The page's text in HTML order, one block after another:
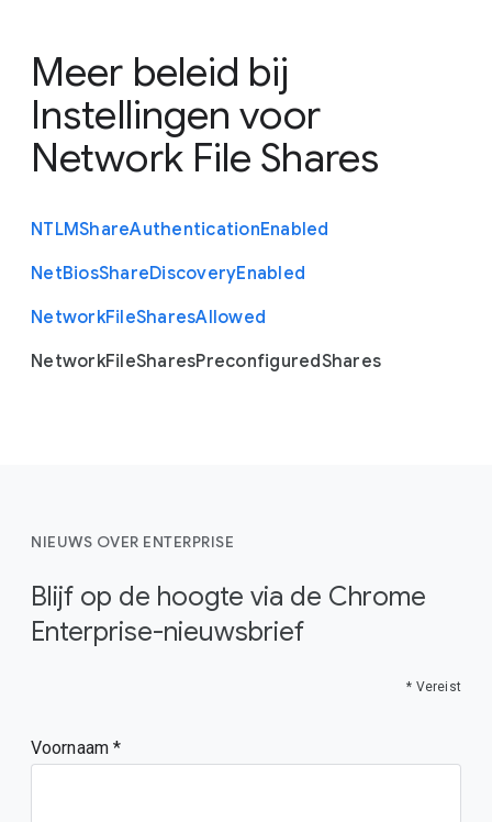
Meer beleid bij
Instellingen voor
Network File Shares
NTLMShareAuthenticationEnabled
NetBiosShareDiscoveryEnabled
NetworkFileSharesAllowed
NetworkFileSharesPreconfiguredShares
NIEUWS OVER ENTERPRISE
Blijf op de hoogte via de Chrome
Enterprise-nieuwsbrief
* Vereist
Voornaam